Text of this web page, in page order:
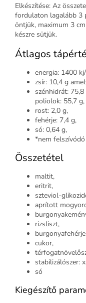
Elkészítése: Az
fordulaton lagalább 3
öntjük, maximum 3
készre sütjük.
Átlagos
energia: 1400
zsír: 10,4 g
szénhidrát:
poliolok: 55,7 g,
rost: 2,0 g,
fehérje: 7,4 g,
só: 0,64 g,
*nem
Összetétel
maltit,
eritrit,
szteviol-
aprított
rizsliszt,
cukor,
stabilizálószer:
só
Kiegészítő